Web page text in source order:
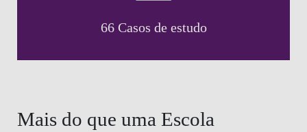
66 Casos de estudo
Mais do que uma Escola